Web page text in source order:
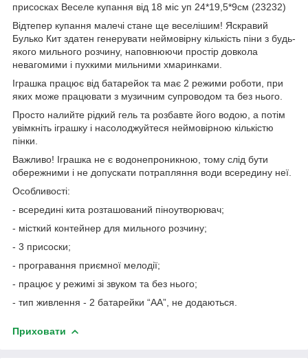
присосках Веселе купання від 18 міс уп 24*19,5*9см (23232)
Відтепер купання малечі стане ще веселішим! Яскравий
Булько Кит здатен генерувати неймовірну кількість піни з будь-
якого мильного розчину, наповнюючи простір довкола
невагомими і пухкими мильними хмаринками.
Іграшка працює від батарейок та має 2 режими роботи, при
яких може працювати з музичним супроводом та без нього.
Просто налийте рідкий гель та розбавте його водою, а потім
увімкніть іграшку і насолоджуйтеся неймовірною кількістю
пінки.
Важливо! Іграшка не є водонепроникною, тому слід бути
обережними і не допускати потрапляння води всередину неї.
Особливості:
- всередині кита розташований піноутворювач;
- місткий контейнер для мильного розчину;
- 3 присоски;
- програвання приємної мелодії;
- працює у режимі зі звуком та без нього;
- тип живлення - 2 батарейки “АА”, не додаються.
Приховати